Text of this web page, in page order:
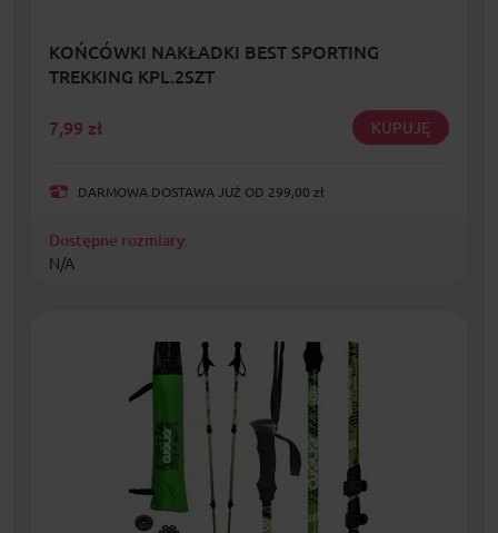
KOŃCÓWKI NAKŁADKI BEST SPORTING
TREKKING KPL.2SZT
7,99 zł KUPUJĘ
DARMOWA DOSTAWA JUŻ OD 299,00 zł
Dostępne rozmiary:
N/A